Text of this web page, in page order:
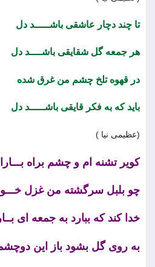
تا چند دچار عاشقی باشـــــد دل
هر جمعه گل شقایقی باشــــد دل
در قهوه تلخ چشم من غرق شده
باید که به فکر قایقی باشـــــد دل
(عظیمی نیا )
کویر تشنه ام و چشم براه
چو بلبل سرگشته من غزل
خدا کند که ببارد به جمعه ای
به روی گل بشود باز این